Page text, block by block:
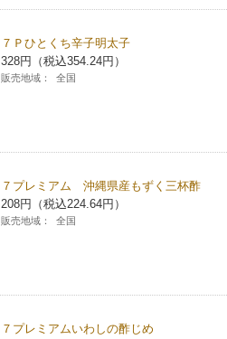
７Ｐひとくち辛子明太子
328円（税込354.24円）
販売地域： 全国
７プレミアム 沖縄県産もずく三杯酢
208円（税込224.64円）
販売地域： 全国
７プレミアムいわしの酢じめ